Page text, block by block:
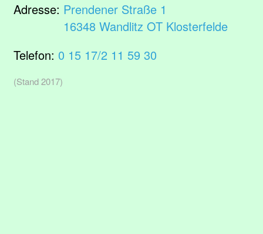
Adresse: Prendener Straße 1
16348 Wandlitz OT Klosterfelde
Telefon: 0 15 17/2 11 59 30
(Stand 2017)